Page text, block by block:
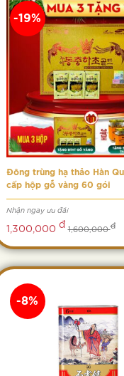
Đông trùng hạ thảo Hàn
cấp hộp gỗ vàng 60 gói
Nhận ngay ưu đãi
1,300,000 đ 1,600,000đ
-19%
-8%